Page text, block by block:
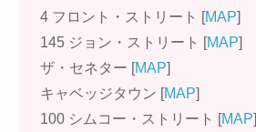
4 フロント・ストリート [MAP]
145 ジョン・ストリート [MAP]
ザ・セネター [MAP]
キャベッジタウン [MAP]
100 シムコー・ストリート [MAP]